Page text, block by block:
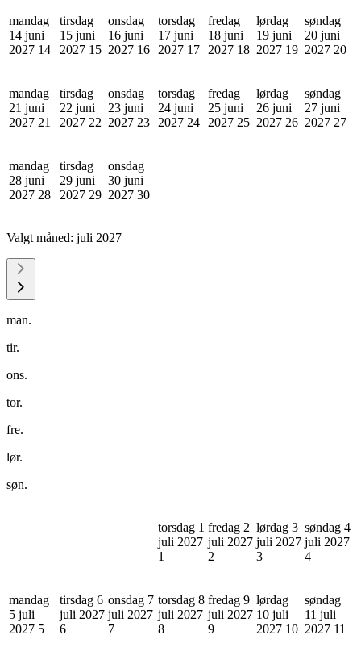
mandag
14 juni
2027 14
tirsdag
15 juni
2027 15
onsdag
16 juni
2027 16
torsdag
17 juni
2027 17
fredag
18 juni
2027 18
lørdag
19 juni
2027 19
søndag
20 juni
2027 20
mandag
21 juni
2027 21
tirsdag
22 juni
2027 22
onsdag
23 juni
2027 23
torsdag
24 juni
2027 24
fredag
25 juni
2027 25
lørdag
26 juni
2027 26
søndag
27 juni
2027 27
mandag
28 juni
2027 28
tirsdag
29 juni
2027 29
onsdag
30 juni
2027 30
Valgt måned: juli 2027
man.
tir.
ons.
tor.
fre.
lør.
søn.
torsdag 1
juli 2027
1
fredag 2
juli 2027
2
lørdag 3
juli 2027
3
søndag 4
juli 2027
4
mandag
5 juli
2027 5
tirsdag 6
juli 2027
6
onsdag 7
juli 2027
7
torsdag 8
juli 2027
8
fredag 9
juli 2027
9
lørdag
10 juli
2027 10
søndag
11 juli
2027 11